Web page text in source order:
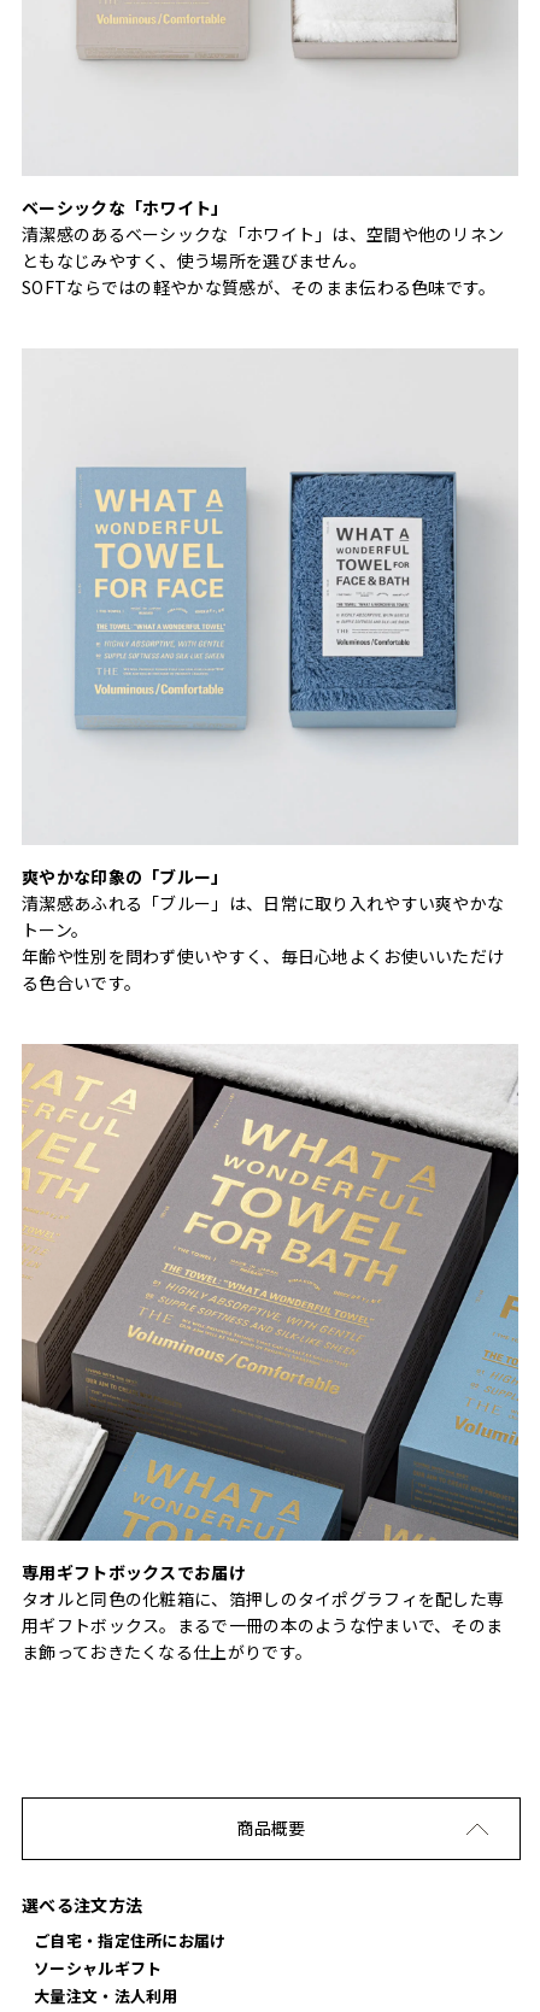
ベーシックな「ホワイト」
清潔感のあるベーシックな「ホワイト」は、空間や他のリネン
ともなじみやすく、使う場所を選びません。
SOFTならではの軽やかな質感が、そのまま伝わる色味です。
爽やかな印象の「ブルー」
清潔感あふれる「ブルー」は、日常に取り入れやすい爽やかな
トーン。
年齢や性別を問わず使いやすく、毎日心地よくお使いいただけ
る色合いです。
専用ギフトボックスでお届け
タオルと同色の化粧箱に、箔押しのタイポグラフィを配した専
用ギフトボックス。まるで一冊の本のような佇まいで、そのま
ま飾っておきたくなる仕上がりです。
商品概要
選べる注文方法
ご自宅・指定住所にお届け
ソーシャルギフト
大量注文・法人利用